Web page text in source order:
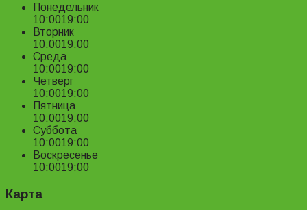
Понедельник
10:0019:00
Вторник
10:0019:00
Среда
10:0019:00
Четверг
10:0019:00
Пятница
10:0019:00
Суббота
10:0019:00
Воскресенье
10:0019:00
Карта